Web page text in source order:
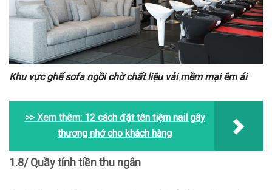
Khu vực ghế sofa ngồi chờ chất liệu vải mềm mại êm ái
>> Xem thêm: 12 cách đặt tên tiệm nail gây
thương nhớ cho khách hàng
1.8/ Quầy tính tiền thu ngân